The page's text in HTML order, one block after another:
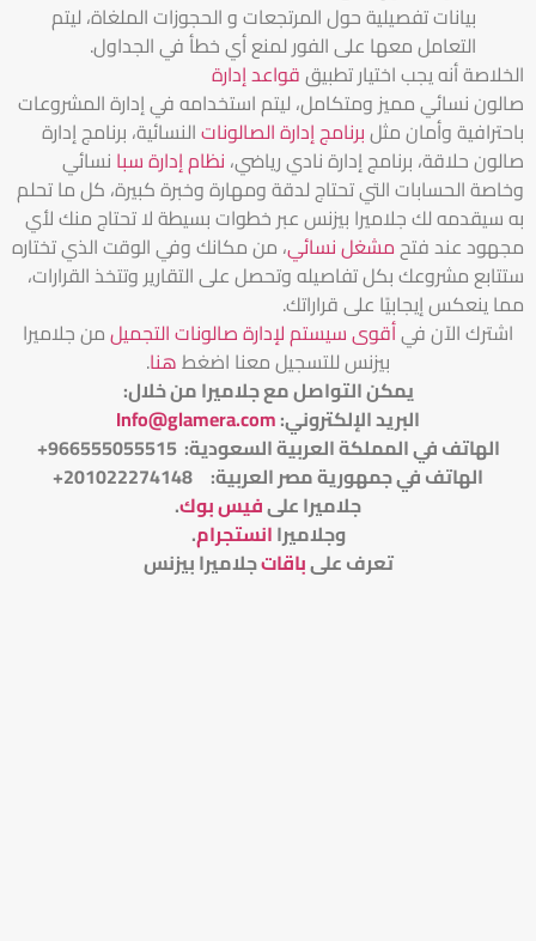
بيانات تفصيلية حول المرتجعات و الحجوزات الملغاة، ليتم
التعامل معها على الفور لمنع أي خطأ في الجداول.
الخلاصة أنه يجب اختيار تطبيققواعد إدارة
صالون نسائي مميز ومتكامل، ليتم استخدامه في إدارة المشروعات
باحترافية وأمان مثلبرنامج إدارة الصالوناتالنسائية، برنامج إدارة
صالون حلاقة، برنامج إدارة نادي رياضي، نظام إدارة سبا نسائي
وخاصة الحسابات التي تحتاج لدقة ومهارة وخبرة كبيرة، كل ما تحلم
به سيقدمه لك جلاميرا بيزنس عبر خطوات بسيطة لا تحتاج منك لأي
مجهود عند فتحمشغل نسائي، من مكانك وفي الوقت الذي تختاره
ستتابع مشروعك بكل تفاصيله وتحصل على التقارير وتتخذ القرارات،
مما ينعكس إيجابيًا على قراراتك.
اشترك الآن فيأقوى سيستم لإدارة صالونات التجميلمن جلاميرا
بيزنس للتسجيل معنا اضغطهنا.
يمكن التواصل مع جلاميرا من خلال:
البريد الإلكتروني:
Info@glamera.com
الهاتف في المملكة العربية السعودية: 966555055515+
الهاتف في جمهورية مصر العربية: 201022274148+
جلاميرا علىفيس بوك.
وجلاميراانستجرام.
تعرف علىباقاتجلاميرا بيزنس